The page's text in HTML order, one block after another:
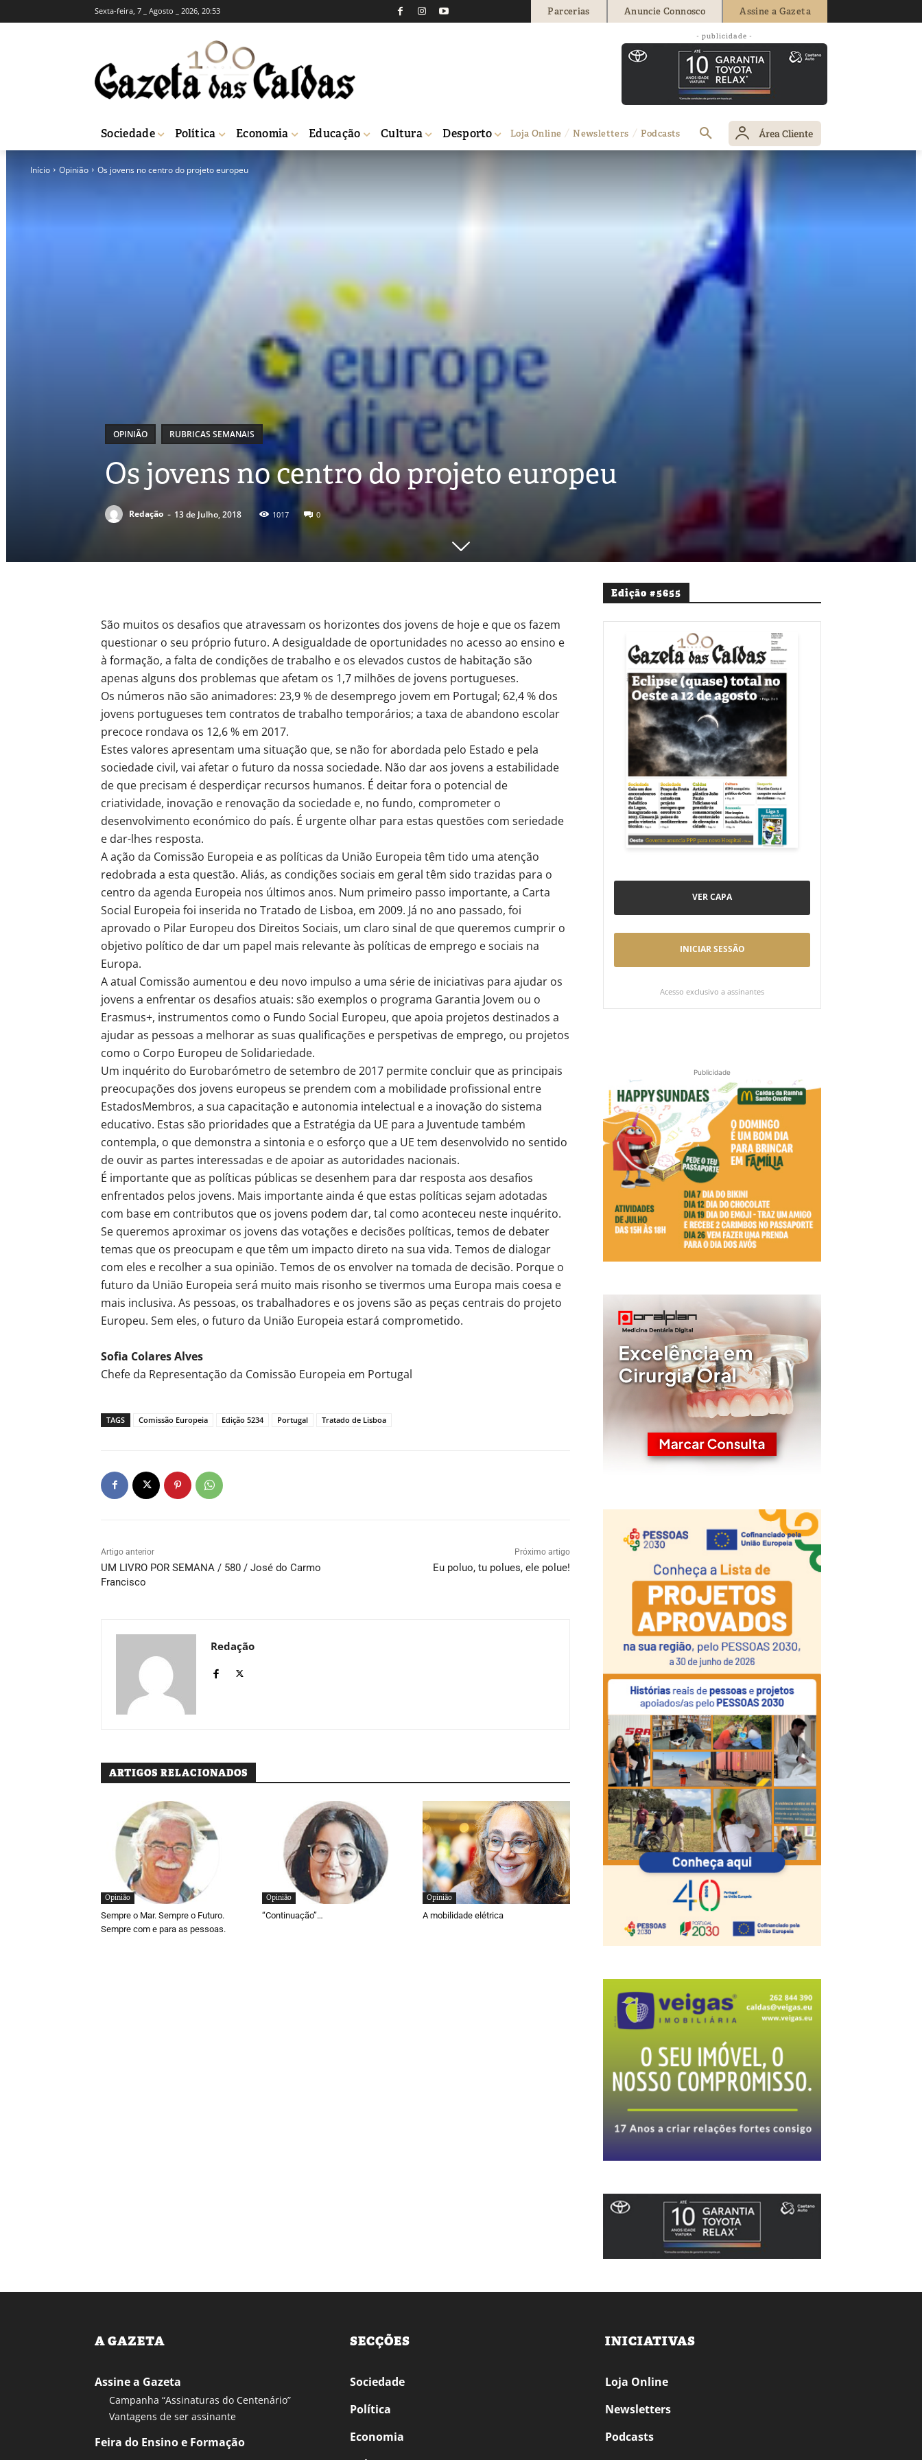
Sexta-feira, 7 _ Agosto _ 2026, 20:53 Parcerias Anuncie Connosco Assine a Gazeta
- publicidade -
Sociedade Política Economia Educação Cultura Desporto Loja Online Newsletters Podcasts Área Cliente
Início Opinião Os jovens no centro do projeto europeu
OPINIÃO RUBRICAS SEMANAIS
Os jovens no centro do projeto europeu
Redação - 13 de Julho, 2018 1017 0
São muitos os desafios que atravessam os horizontes dos jovens de hoje e que os fazem
questionar o seu próprio futuro. A desigualdade de oportunidades no acesso ao ensino e
à formação, a falta de condições de trabalho e os elevados custos de habitação são
apenas alguns dos problemas que afetam os 1,7 milhões de jovens portugueses.
Os números não são animadores: 23,9 % de desemprego jovem em Portugal; 62,4 % dos
jovens portugueses tem contratos de trabalho temporários; a taxa de abandono escolar
precoce rondava os 12,6 % em 2017.
Estes valores apresentam uma situação que, se não for abordada pelo Estado e pela
sociedade civil, vai afetar o futuro da nossa sociedade. Não dar aos jovens a estabilidade
de que precisam é desperdiçar recursos humanos. É deitar fora o potencial de
criatividade, inovação e renovação da sociedade e, no fundo, comprometer o
desenvolvimento económico do país. É urgente olhar para estas questões com seriedade
e dar-lhes resposta.
A ação da Comissão Europeia e as políticas da União Europeia têm tido uma atenção
redobrada a esta questão. Aliás, as condições sociais em geral têm sido trazidas para o
centro da agenda Europeia nos últimos anos. Num primeiro passo importante, a Carta
Social Europeia foi inserida no Tratado de Lisboa, em 2009. Já no ano passado, foi
aprovado o Pilar Europeu dos Direitos Sociais, um claro sinal de que queremos cumprir o
objetivo político de dar um papel mais relevante às políticas de emprego e sociais na
Europa.
A atual Comissão aumentou e deu novo impulso a uma série de iniciativas para ajudar os
jovens a enfrentar os desafios atuais: são exemplos o programa Garantia Jovem ou o
Erasmus+, instrumentos como o Fundo Social Europeu, que apoia projetos destinados a
ajudar as pessoas a melhorar as suas qualificações e perspetivas de emprego, ou projetos
como o Corpo Europeu de Solidariedade.
Um inquérito do Eurobarómetro de setembro de 2017 permite concluir que as principais
preocupações dos jovens europeus se prendem com a mobilidade profissional entre
EstadosMembros, a sua capacitação e autonomia intelectual e a inovação do sistema
educativo. Estas são prioridades que a Estratégia da UE para a Juventude também
contempla, o que demonstra a sintonia e o esforço que a UE tem desenvolvido no sentido
de ouvir as partes interessadas e de apoiar as autoridades nacionais.
É importante que as políticas públicas se desenhem para dar resposta aos desafios
enfrentados pelos jovens. Mais importante ainda é que estas políticas sejam adotadas
com base em contributos que os jovens podem dar, tal como aconteceu neste inquérito.
Se queremos aproximar os jovens das votações e decisões políticas, temos de debater
temas que os preocupam e que têm um impacto direto na sua vida. Temos de dialogar
com eles e recolher a sua opinião. Temos de os envolver na tomada de decisão. Porque o
futuro da União Europeia será muito mais risonho se tivermos uma Europa mais coesa e
mais inclusiva. As pessoas, os trabalhadores e os jovens são as peças centrais do projeto
Europeu. Sem eles, o futuro da União Europeia estará comprometido.
Sofia Colares Alves
Chefe da Representação da Comissão Europeia em Portugal
TAGS Comissão Europeia Edição 5234 Portugal Tratado de Lisboa
Artigo anterior
UM LIVRO POR SEMANA / 580 / José do Carmo
Francisco
Próximo artigo
Eu poluo, tu polues, ele polue!
Redação
ARTIGOS RELACIONADOS
Opinião
Sempre o Mar. Sempre o Futuro.
Sempre com e para as pessoas.
Opinião
“Continuação”…
Opinião
A mobilidade elétrica
Edição #5655
VER CAPA
INICIAR SESSÃO
Acesso exclusivo a assinantes
Publicidade
A GAZETA
Assine a Gazeta
Campanha “Assinaturas do Centenário”
Vantagens de ser assinante
Feira do Ensino e Formação
SECÇÕES
Sociedade
Política
Economia
INICIATIVAS
Loja Online
Newsletters
Podcasts